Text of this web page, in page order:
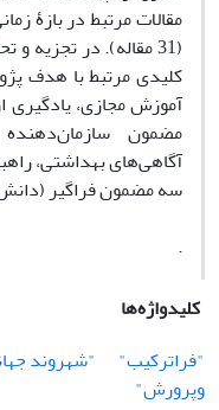
(31 مقاله). در تجزیه
آموزش مجازی، یادگیری
مضمون
آگاهی‌های بهداشتی،
سه مضمون فراگیر
.
کلیدواژه‌ها
"فراترکیب"
"شهروند
وپرورش"